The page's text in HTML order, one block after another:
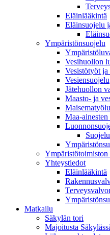
Eläinlääkintä
Eläinsuojelu
Ympäristönsuojelu
Vesihuollon
Vesistötyöt
Vesiensuojelu
Jätehuollon
Maasto- ja
Maa-ainesten
Yhteystiedot
Eläinlääkintä
Mat­kailu
Säkylän tori
Majoitusta